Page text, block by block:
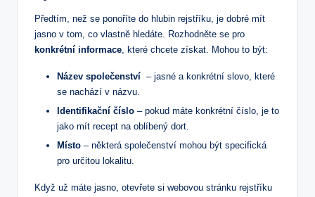
Předtím, než se⁤ ponoříte do hlubin rejstříku,⁣ je⁣ dobré mít
jasno v tom, co⁣ vlastně hledáte. Rozhodněte se pro
konkrétní informace , které chcete ‌získat. Mohou to být:
Název společenství ​ – jasné a⁣ konkrétní ⁣slovo, které
se nachází v ‌názvu.
Identifikační číslo ⁤– pokud máte konkrétní číslo, ⁢je to‍
jako ⁣mít recept na‍ oblíbený⁢ dort.
Místo – některá společenství mohou​ být specifická
‌pro určitou lokalitu.
Když už máte jasno, otevřete si⁤ webovou stránku rejstříku